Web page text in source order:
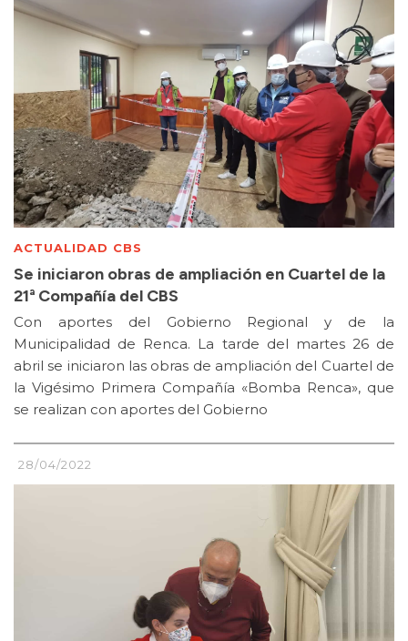
ACTUALIDAD CBS
Se iniciaron obras de ampliación en Cuartel de la
21ª Compañía del CBS
Con aportes del Gobierno Regional y de la
Municipalidad de Renca. La tarde del martes 26 de
abril se iniciaron las obras de ampliación del Cuartel de
la Vigésimo Primera Compañía «Bomba Renca», que
se realizan con aportes del Gobierno
28/04/2022